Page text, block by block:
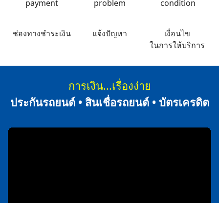
ช่องทางชำระเงิน แจ้งปัญหา
เงื่อนไข
ในการให้บริการ
การเงิน...เรื่องง่าย
ประกันรถยนต์ • สินเชื่อรถยนต์ • บัตรเครดิต